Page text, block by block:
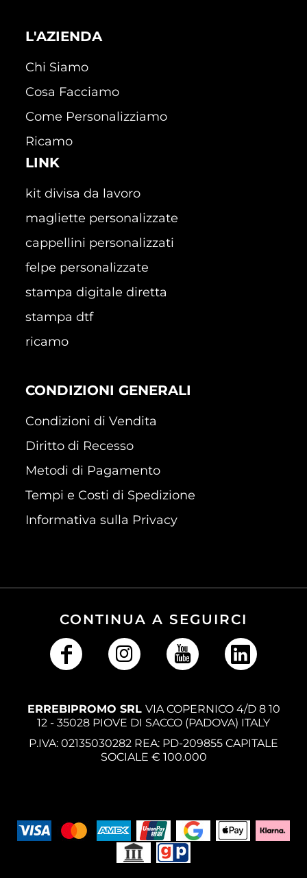
L'AZIENDA
Chi Siamo
Cosa Facciamo
Come Personalizziamo
Ricamo
LINK
kit divisa da lavoro
magliette personalizzate
cappellini personalizzati
felpe personalizzate
stampa digitale diretta
stampa dtf
ricamo
CONDIZIONI GENERALI
Condizioni di Vendita
Diritto di Recesso
Metodi di Pagamento
Tempi e Costi di Spedizione
Informativa sulla Privacy
CONTINUA A SEGUIRCI
ERREBIPROMO SRL VIA COPERNICO 4/D 8 10
12 - 35028 PIOVE DI SACCO (PADOVA) ITALY
P.IVA: 02135030282 REA: PD-209855 CAPITALE
SOCIALE € 100.000